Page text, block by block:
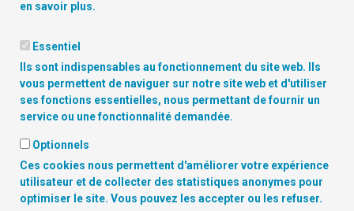
Copyright© 2026 Digitalcity.brussels | Trouvez-nous sur les
réseaux sociaux:
en savoir plus.
Essentiel
Ils sont indispensables au fonctionnement du site web. Ils
vous permettent de naviguer sur notre site web et d'utiliser
ses fonctions essentielles, nous permettant de fournir un
service ou une fonctionnalité demandée.
Optionnels
Ces cookies nous permettent d'améliorer votre expérience
utilisateur et de collecter des statistiques anonymes pour
optimiser le site. Vous pouvez les accepter ou les refuser.